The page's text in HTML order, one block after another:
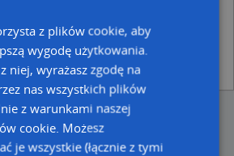
z plików cookie, aby
wygodę użytkowania.
niej, wyrażasz zgodę na
nas wszystkich plików
z warunkami naszej
cookie. Możesz
je wszystkie (łącznie z tymi